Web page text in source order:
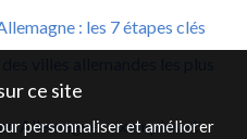
: les 7 étapes clés
Allemagne : exemples et
ce site
personnaliser et améliorer